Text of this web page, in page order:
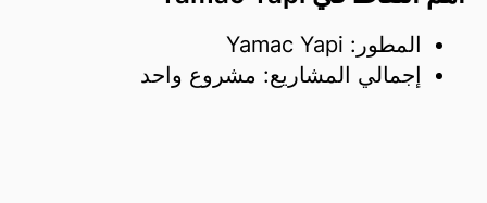
المطور: Yamac Yapi
إجمالي المشاريع: مشروع واحد